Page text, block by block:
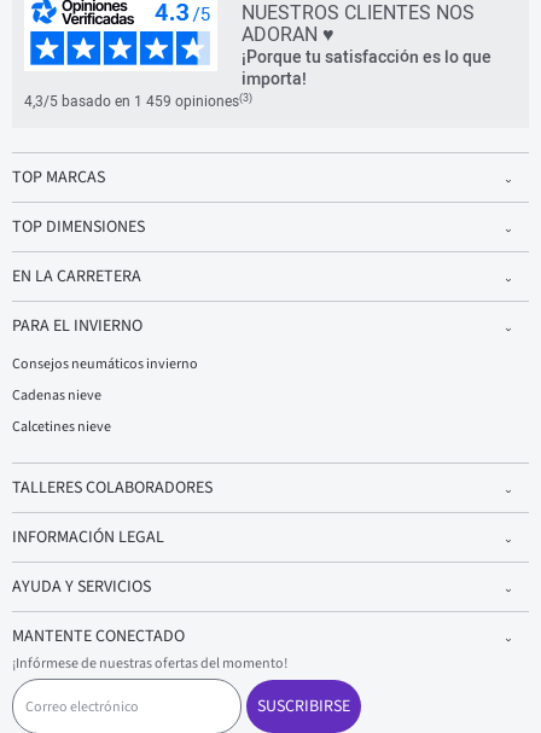
NUESTROS CLIENTES NOS
ADORAN ♥
¡Porque tu satisfacción es lo que
importa!
4,3/5 basado en 1 459 opiniones(3)
TOP MARCAS
TOP DIMENSIONES
EN LA CARRETERA
PARA EL INVIERNO
Consejos neumáticos invierno
Cadenas nieve
Calcetines nieve
TALLERES COLABORADORES
INFORMACIÓN LEGAL
AYUDA Y SERVICIOS
MANTENTE CONECTADO
¡Infórmese de nuestras ofertas del momento!
C
o
r
SUSCRIBIRSE